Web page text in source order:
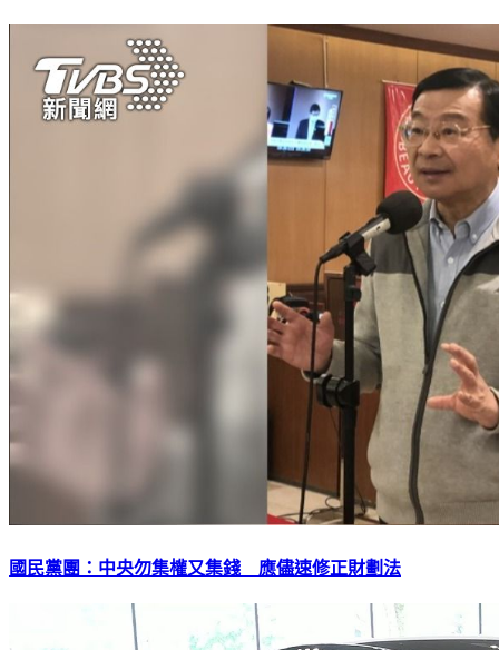
國民黨團：中央勿集權又集錢 應儘速修正財劃法